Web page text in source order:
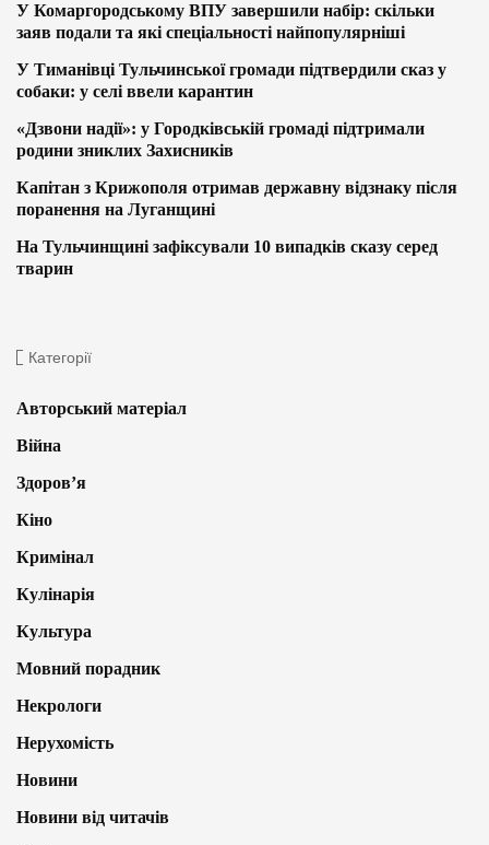
У Комаргородському ВПУ завершили набір: скільки
заяв подали та які спеціальності найпопулярніші
У Тиманівці Тульчинської громади підтвердили сказ у
собаки: у селі ввели карантин
«Дзвони надії»: у Городківській громаді підтримали
родини зниклих Захисників
Капітан з Крижополя отримав державну відзнаку після
поранення на Луганщині
На Тульчинщині зафіксували 10 випадків сказу серед
тварин
Категорії
Авторський матеріал
Війна
Здоров’я
Кіно
Кримінал
Кулінарія
Культура
Мовний порадник
Некрологи
Нерухомість
Новини
Новини від читачів